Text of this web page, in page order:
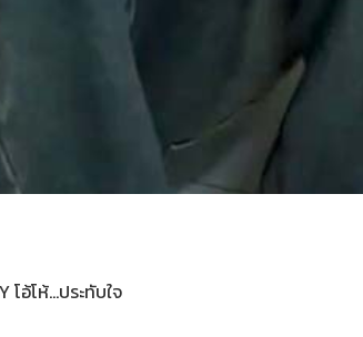
อ้โห้...ประทับใจ